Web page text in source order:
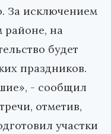
За исключением
районе, на
будет
праздников.
- сообщил
отметив,
участки